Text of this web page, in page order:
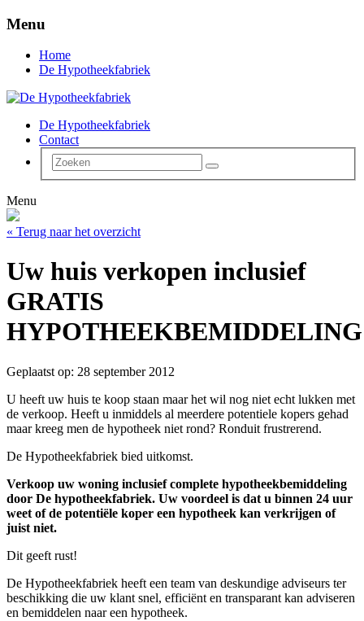
Menu
Home
De Hypotheekfabriek
De Hypotheekfabriek
Contact
Menu
« Terug naar het overzicht
Uw huis verkopen inclusief
GRATIS
HYPOTHEEKBEMIDDELING
Geplaatst op: 28 september 2012
U heeft uw huis te koop staan maar het wil nog niet echt lukken met
de verkoop. Heeft u inmiddels al meerdere potentiele kopers gehad
maar kreeg men de hypotheek niet rond? Ronduit frustrerend.
De Hypotheekfabriek bied uitkomst.
Verkoop uw woning inclusief complete hypotheekbemiddeling
door De hypotheekfabriek. Uw voordeel is dat u binnen 24 uur
weet of de potentiële koper een hypotheek kan verkrijgen of
juist niet.
Dit geeft rust!
De Hypotheekfabriek heeft een team van deskundige adviseurs ter
beschikking die uw klant snel, efficiënt en transparant kan adviseren
en bemiddelen naar een hypotheek.